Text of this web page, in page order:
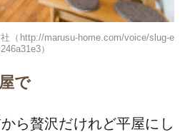
（http://marusu-home.com/voice/slug-e
）
で
ら贅沢だけれど平屋にし